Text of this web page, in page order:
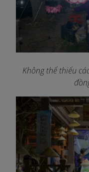
Không thể thiếu